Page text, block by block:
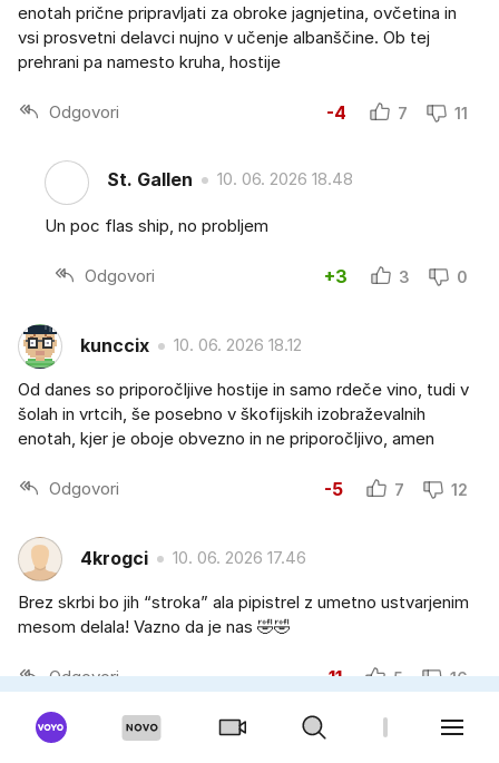
enotah prične pripravljati za obroke jagnjetina, ovčetina in
vsi prosvetni delavci nujno v učenje albanščine. Ob tej
prehrani pa namesto kruha, hostije
Odgovori -4 7 11
St. Gallen 10. 06. 2026 18.48
Un poc flas ship, no probljem
Odgovori +3 3 0
kunccix 10. 06. 2026 18.12
Od danes so priporočljive hostije in samo rdeče vino, tudi v
šolah in vrtcih, še posebno v škofijskih izobraževalnih
enotah, kjer je oboje obvezno in ne priporočljivo, amen
Odgovori -5 7 12
4krogci 10. 06. 2026 17.46
Brez skrbi bo jih “stroka” ala pipistrel z umetno ustvarjenim
mesom delala! Vazno da je nas 🤣🤣
Odgovori -11 5 16
abigail